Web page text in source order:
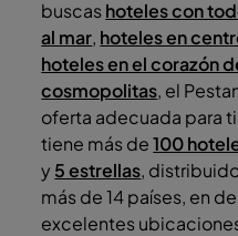
buscashoteles con
al mar, hoteles en
hoteles en el corazón
cosmopolitas, el
oferta adecuada para
tiene más de100
y 5 estrellas,
más de 14 países, en
excelentes